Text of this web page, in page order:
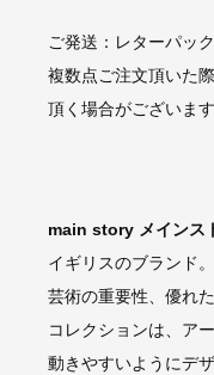
ご発送：レターパッ
複数点ご注文頂いた
頂く場合がございま
main story メインス
イギリスのブランド
芸術の重要性、優れ
コレクションは、ア
動きやすいようにデ